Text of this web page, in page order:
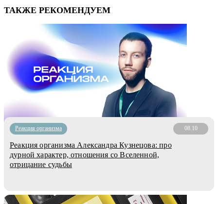
ТАКЖЕ РЕКОМЕНДУЕМ
Реакция организма 08.10
Реакция организма Александра Кузнецова: про
дурной характер, отношения со Вселенной,
отрицание судьбы